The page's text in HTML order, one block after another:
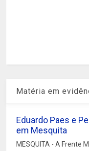
Matéria em
Eduardo Paes e
em Mesquita
MESQUITA - A Frente